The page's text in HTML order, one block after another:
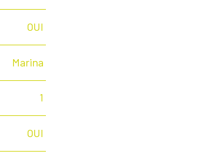
OUI
Marina
1
OUI